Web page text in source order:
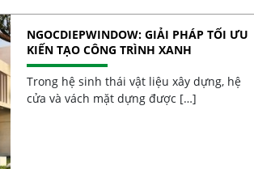
NGOCDIEPWINDOW: GIẢI PHÁP TỐI ƯU
KIẾN TẠO CÔNG TRÌNH XANH
Trong hệ sinh thái vật liệu xây dựng, hệ
cửa và vách mặt dựng được […]